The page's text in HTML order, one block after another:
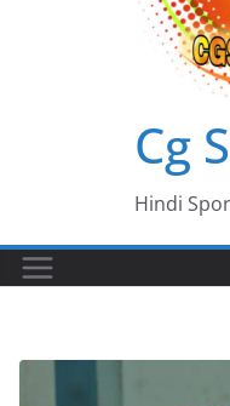
Cg
Hindi